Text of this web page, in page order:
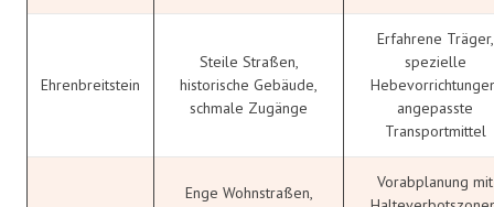
Ehrenbreitstein
Steile Straßen,
historische Gebäude,
schmale Zugänge
Erfahrene Träger,
spezielle
angepasste
Transportmittel
Enge Wohnstraßen,
Vorabplanung mit